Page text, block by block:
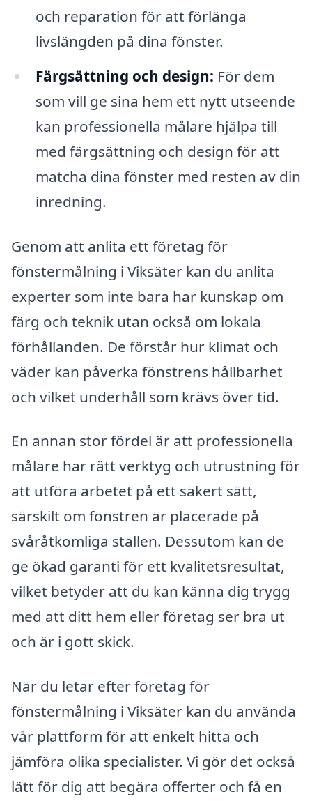
och reparation för att förlänga
livslängden på dina fönster.
Färgsättning och design: För dem
som vill ge sina hem ett nytt utseende
kan professionella målare hjälpa till
med färgsättning och design för att
matcha dina fönster med resten av din
inredning.
Genom att anlita ett företag för
fönstermålning i Viksäter kan du anlita
experter som inte bara har kunskap om
färg och teknik utan också om lokala
förhållanden. De förstår hur klimat och
väder kan påverka fönstrens hållbarhet
och vilket underhåll som krävs över tid.
En annan stor fördel är att professionella
målare har rätt verktyg och utrustning för
att utföra arbetet på ett säkert sätt,
särskilt om fönstren är placerade på
svåråtkomliga ställen. Dessutom kan de
ge ökad garanti för ett kvalitetsresultat,
vilket betyder att du kan känna dig trygg
med att ditt hem eller företag ser bra ut
och är i gott skick.
När du letar efter företag för
fönstermålning i Viksäter kan du använda
vår plattform för att enkelt hitta och
jämföra olika specialister. Vi gör det också
lätt för dig att begära offerter och få en